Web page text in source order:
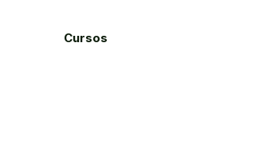
Cursos